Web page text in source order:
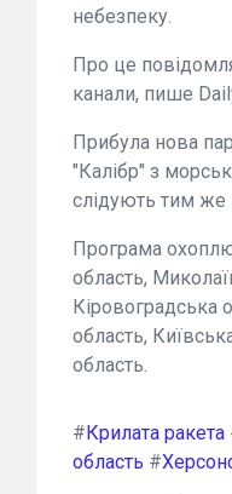
небезпеку.
Про це
канали, пише
Прибула нова
"Калібр" з
слідують тим
Програма
область,
Кіровоградська
область,
область.
#Крилата ракета
область #